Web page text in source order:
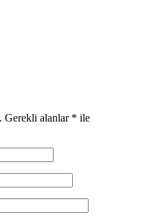
Gerekli alanlar * ile